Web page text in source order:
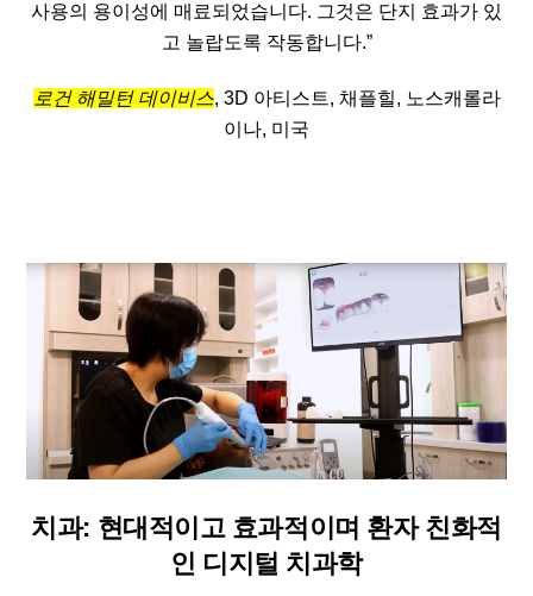
사용의 용이성에 매료되었습니다. 그것은 단지 효과가 있
고 놀랍도록 작동합니다.”
로건 해밀턴 데이비스, 3D 아티스트, 채플힐, 노스캐롤라
이나, 미국
치과: 현대적이고 효과적이며 환자 친화적
인 디지털 치과학